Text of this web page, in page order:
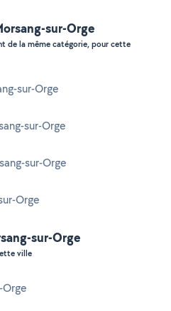
sur-Orge
de la même catégorie, pour cette
sur-Orge
sur-Orge
sur-Orge
Orge
sur-Orge
ville
Orge